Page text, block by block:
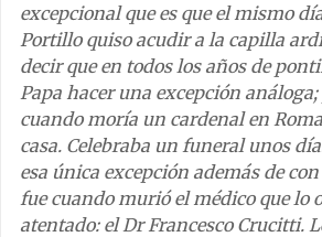
excepcional que es que el mismo
Portillo quiso acudir a la capilla
decir que en todos los años de
Papa hacer una excepción
cuando moría un cardenal en
casa. Celebraba un funeral unos
esa única excepción además de
fue cuando murió el médico que lo
atentado: el Dr Francesco Crucitti.